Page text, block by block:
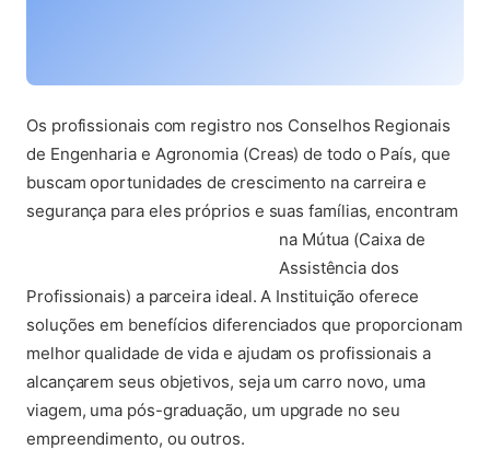
Os profissionais com registro nos Conselhos Regionais
de Engenharia e Agronomia (Creas) de todo o País, que
buscam oportunidades de crescimento na carreira e
segurança para eles próprios e suas famílias, encontram
na Mútua (Caixa de(abre
Assistência dos
Profissionais) a parceira ideal. A Instituição oferece
soluções em benefícios diferenciados que proporcionam
melhor qualidade de vida e ajudam os profissionais a
alcançarem seus objetivos, seja um carro novo, uma
viagem, uma pós-graduação, um upgrade no seu
empreendimento, ou outros.